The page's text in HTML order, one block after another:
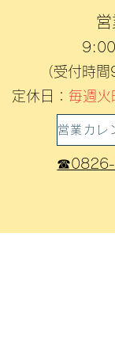
（受付時
定休日： 毎週